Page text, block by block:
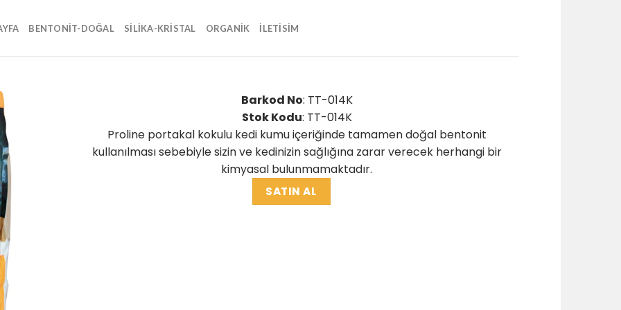
BENTONIT-DOĞAL SILIKA-KRISTAL ORGANIK İLETİSİM
Barkod No: TT-014K
Stok Kodu: TT-014K
Proline portakal kokulu kedi kumu içeriğinde tamamen doğal bentonit
kullanılması sebebiyle sizin ve kedinizin sağlığına zarar verecek herhangi bir
kimyasal bulunmamaktadır.
SATIN AL